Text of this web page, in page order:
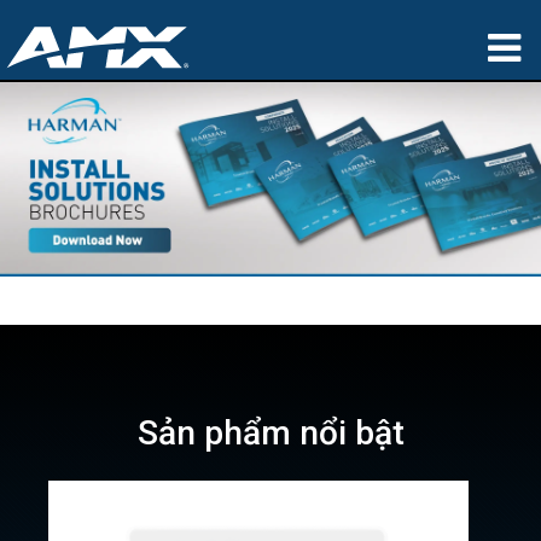
sản phẩm
Ứng dụng
Partners
nơi mua
đào tạo
Sản phẩm nổi bật